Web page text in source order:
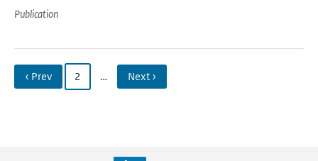
Publication
‹ Prev 2 … Next ›